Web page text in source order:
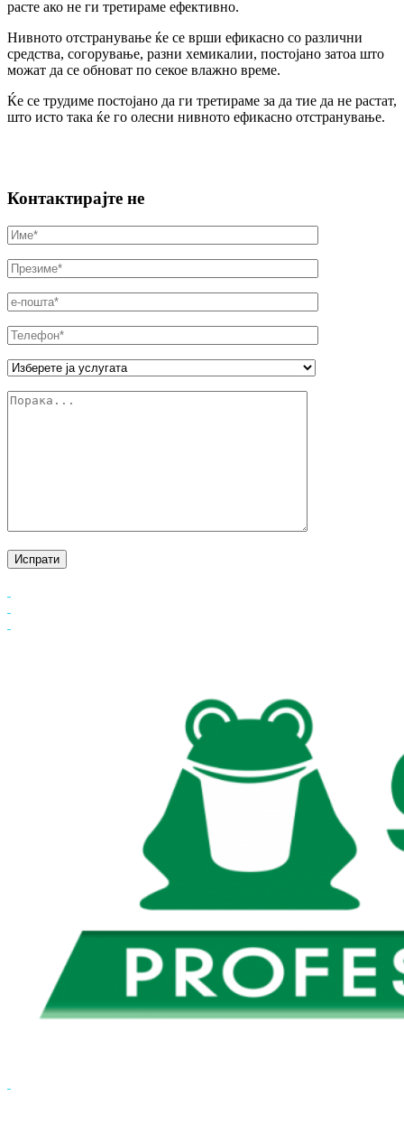
расте ако не ги третираме ефективно.
Нивното отстранување ќе се врши ефикасно со различни
средства, согорување, разни хемикалии, постојано затоа што
можат да се обноват по секое влажно време.
Ќе се трудиме постојано да ги третираме за да тие да не растат,
што исто така ќе го олесни нивното ефикасно отстранување.
Контактирајте не
Испрати